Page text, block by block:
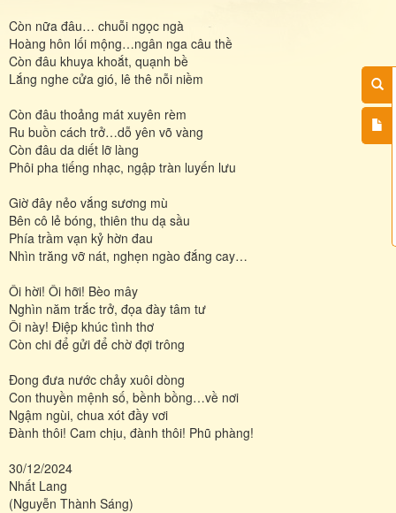
Còn nữa đâu… chuỗi ngọc ngà
Hoàng hôn lối mộng…ngân nga câu thề
Còn đâu khuya khoắt, quạnh bề
Lắng nghe cửa gió, lê thê nỗi niềm
Còn đâu thoảng mát xuyên rèm
Ru buồn cách trở…dỗ yên võ vàng
Còn đâu da diết lỡ làng
Phôi pha tiếng nhạc, ngập tràn luyến lưu
Giờ đây nẻo vắng sương mù
Bên cô lẻ bóng, thiên thu dạ sầu
Phía trầm vạn kỷ hờn đau
Nhìn trăng vỡ nát, nghẹn ngào đắng cay…
Ôi hời! Ôi hỡi! Bèo mây
Nghìn năm trắc trở, đọa đày tâm tư
Ôi này! Điệp khúc tình thơ
Còn chi để gửi để chờ đợi trông
Đong đưa nước chảy xuôi dòng
Con thuyền mệnh số, bềnh bồng…về nơi
Ngậm ngùi, chua xót đầy vơi
Đành thôi! Cam chịu, đành thôi! Phũ phàng!
30/12/2024
Nhất Lang
(Nguyễn Thành Sáng)